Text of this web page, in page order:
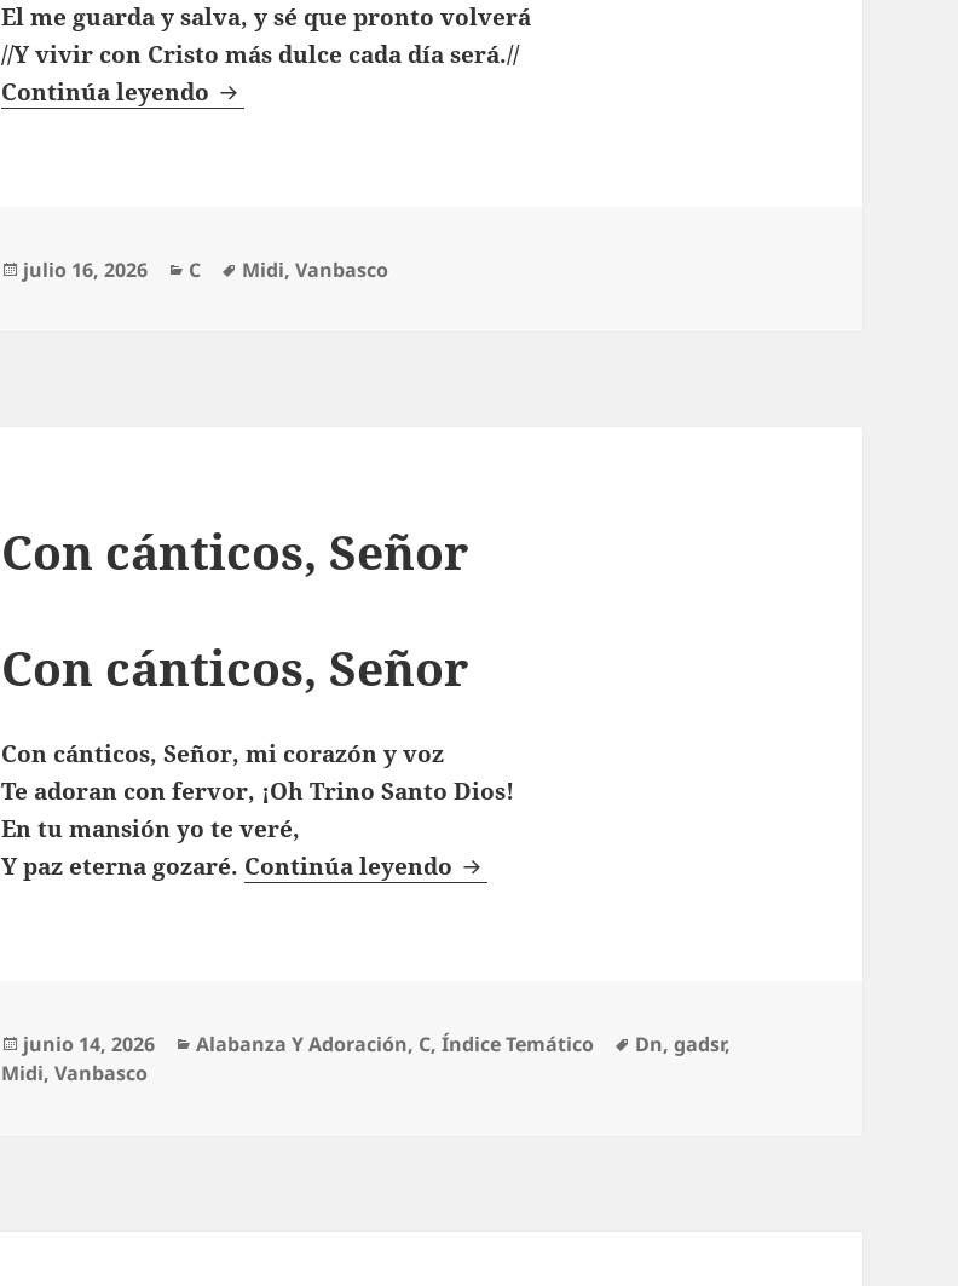
El me guarda y salva, y sé que pronto volverá
//Y vivir con Cristo más dulce cada día será.//
Continúa leyendo Cada Día con Cristo (música solamente)
Publicado
julio 16, 2026 Categorías
C Etiquetas
Midi,Vanbasco
Con cánticos, Señor
Con cánticos, Señor
Con cánticos, Señor, mi corazón y voz
Te adoran con fervor, ¡Oh Trino Santo Dios!
En tu mansión yo te veré,
Y paz eterna gozaré. Continúa leyendo Con cánticos, Señor
Publicado
el
junio 14, 2026 Categorías
Alabanza Y Adoración, C,Índice Temático Etiquetas
Dn,gadsr,
Midi,Vanbasco